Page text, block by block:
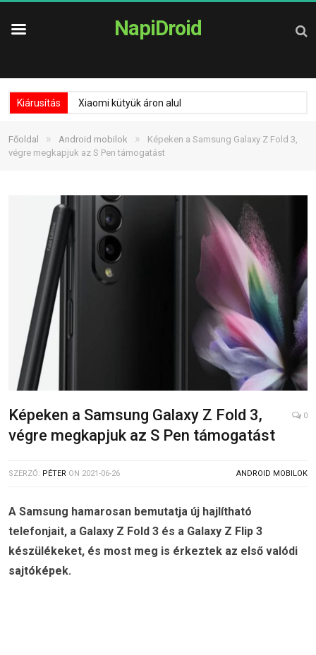
NapiDroid
Kiárusítás Xiaomi kütyük áron alul
Főoldal » Android mobilok »
Képeken a Samsung Galaxy Z Fold 3,
végre megkapjuk az S Pen támogatást
Képeken a Samsung Galaxy Z Fold 3,
végre megkapjuk az S Pen támogatást
0
SZERZŐ: PÉTER ON 2021-06-26 ANDROID MOBILOK
A Samsung hamarosan bemutatja új hajlítható
telefonjait, a Galaxy Z Fold 3 és a Galaxy Z Flip 3
készülékeket, és most meg is érkeztek az első valódi
sajtóképek.